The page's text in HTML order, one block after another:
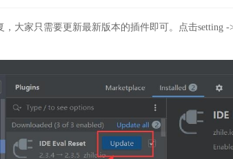
大家只需要更新最新版本的插件即可。点击setting -